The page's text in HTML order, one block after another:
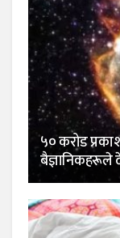
५० करोड
बैज्ञानिकहरूले